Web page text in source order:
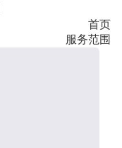
首页
服务范围